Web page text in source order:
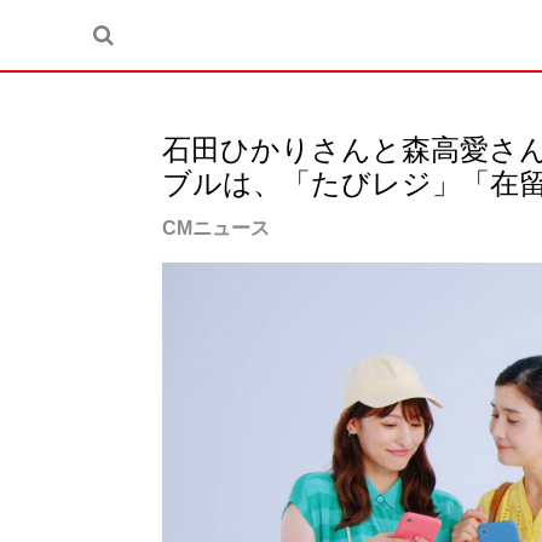
石田ひかりさんと森高愛さ
ブルは、「たびレジ」「在
CMニュース